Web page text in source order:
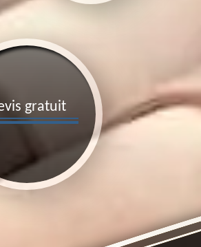
gratuit